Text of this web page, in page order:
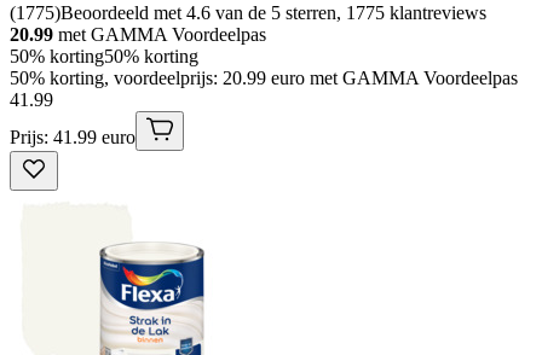
(1775)Beoordeeld met 4.6 van de 5 sterren, 1775 klantreviews
20.99 met GAMMA Voordeelpas
50% korting50% korting
50% korting, voordeelprijs: 20.99 euro met GAMMA Voordeelpas
41 .99
Prijs: 41.99 euro